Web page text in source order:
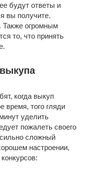
будут ответы и
вы получите.
Также огромным
то, что принять
когда выкуп
время, того гляди
уделить
пожалеть своего
сложный
настроении,